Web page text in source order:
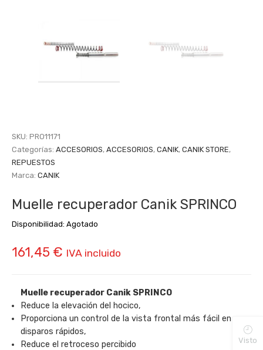
SKU: PRO11171
Categorías: ACCESORIOS, ACCESORIOS, CANIK, CANIK STORE,
REPUESTOS
Marca: CANIK
Muelle recuperador Canik SPRINCO
Disponibilidad: Agotado
161,45 € IVA incluido
Muelle recuperador Canik SPRINCO
Reduce la elevación del hocico,
Proporciona un control de la vista frontal más fácil en
disparos rápidos,
Reduce el retroceso percibido
Visto